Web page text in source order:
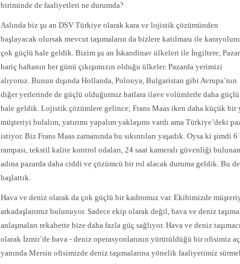
biriminde de faaliyetleri ne durumda?
Aslında biz şu an DSV Türkiye olarak kara ve lojistik çözümünden
başlayacak olursak mevcut taşımaların da bizlere katılması ile
çok güçlü hale geldik. Bizim şu an İskandinav ülkeleri ile İngiltere,
hariç haftanın her günü çıkışımızın olduğu ülkeler. Pazarda yerimizi
alıyoruz. Bunun dışında Hollanda, Polonya, Bulgaristan gibi Avrupa’nın
diğer yerlerinde de güçlü olduğumuz hatlara ilave volümlerle daha güçlü
hale geldik. Lojistik çözümlere gelince; Frans Maas iken daha küçük bir
müşteriyi bulalım, yatırımı yapalım yaklaşımı vardı ama Türkiye’deki
istiyor. Biz Frans Maas zamanında bu sıkıntıları yaşadık. Oysa ki
rampası, tekstil kalite kontrol odaları, 24 saat kameralı güvenliği
adına pazarda daha ciddi ve çözümcü bir rol alacak duruma geldik. Bu
başlattık.
Hava ve deniz olarak da çok güçlü bir kadromuz var. Ekibimizde
arkadaşlarımız bulunuyor. Sadece ekip olarak değil, hava ve deniz
anlaşmaları rekabette bize daha fazla güç sağlıyor. Hava ve deniz
olarak İzmir’de hava - deniz operasyonlarının yürütüldüğü bir ofisimiz
yanında Mersin ofisimizde deniz taşımalarına yönelik faaliyetimiz